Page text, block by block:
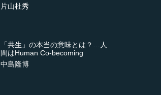
片山杜秀
「共生」の本当の意味とは？…人
間はHuman Co-becoming
中島隆博